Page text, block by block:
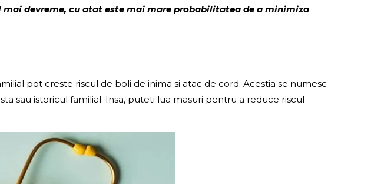
devreme, cu atat este mai mare probabilitatea de a minimiza
pot creste riscul de boli de inima si atac de cord. Acestia se numesc
sau istoricul familial. Insa, puteti lua masuri pentru a reduce riscul